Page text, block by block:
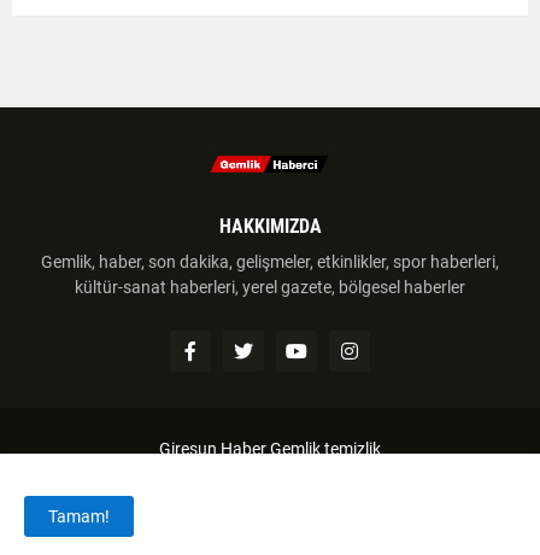
HAKKIMIZDA
Gemlik, haber, son dakika, gelişmeler, etkinlikler, spor haberleri,
kültür-sanat haberleri, yerel gazete, bölgesel haberler
Giresun HaberGemlik temizlik
Tamam!